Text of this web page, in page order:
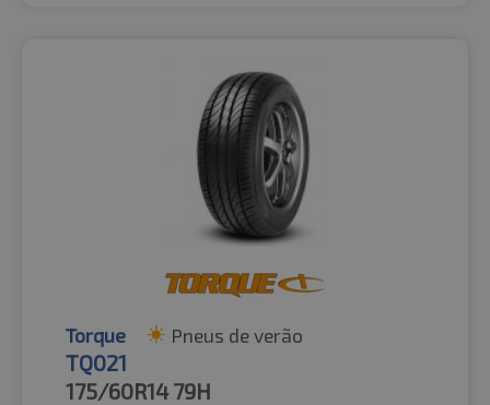
Torque Pneus de verão
TQ021
175/60R14 79H